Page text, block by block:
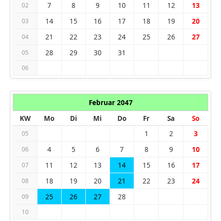
02 7 8 9 10 11 12 13
03 14 15 16 17 18 19 20
04 21 22 23 24 25 26 27
05 28 29 30 31
06
Februar 2047
KW
Mo Di Mi Do Fr Sa So
05 1 2 3
06 4 5 6 7 8 9 10
07 11 12 13 14 15 16 17
08 18 19 20 21 22 23 24
09 25 26 27 28
10